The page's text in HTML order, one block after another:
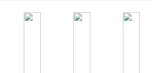
Phụ kiện PLC SH300/SH500
Phụ kiện biến tần Yaskawa